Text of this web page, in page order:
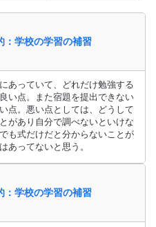
：学校の学習の補習
あっていて、どれだけ勉強する
い点。また宿題を提出できない
点。悪い点としては、どうして
があり自分で調べないといけな
も式だけだと分からないことが
あってないと思う。
：学校の学習の補習